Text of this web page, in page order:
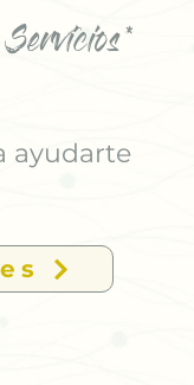
ayudarte